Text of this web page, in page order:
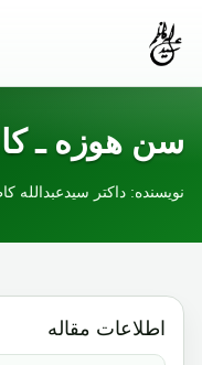
سن هوزه ـ
نویسنده: داکتر سیدعبدالله کاظم |
اطلاعات مقاله